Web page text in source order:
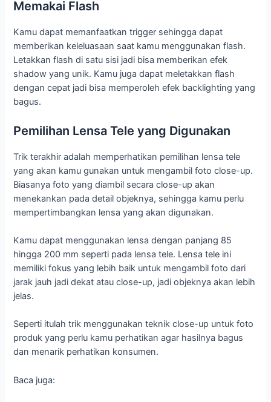
Memakai Flash
Kamu dapat memanfaatkan trigger sehingga dapat
memberikan keleluasaan saat kamu menggunakan flash.
Letakkan flash di satu sisi jadi bisa memberikan efek
shadow yang unik. Kamu juga dapat meletakkan flash
dengan cepat jadi bisa memperoleh efek backlighting yang
bagus.
Pemilihan Lensa Tele yang Digunakan
Trik terakhir adalah memperhatikan pemilihan lensa tele
yang akan kamu gunakan untuk mengambil foto close-up.
Biasanya foto yang diambil secara close-up akan
menekankan pada detail objeknya, sehingga kamu perlu
mempertimbangkan lensa yang akan digunakan.
Kamu dapat menggunakan lensa dengan panjang 85
hingga 200 mm seperti pada lensa tele. Lensa tele ini
memiliki fokus yang lebih baik untuk mengambil foto dari
jarak jauh jadi dekat atau close-up, jadi objeknya akan lebih
jelas.
Seperti itulah trik menggunakan teknik close-up untuk foto
produk yang perlu kamu perhatikan agar hasilnya bagus
dan menarik perhatikan konsumen.
Baca juga: